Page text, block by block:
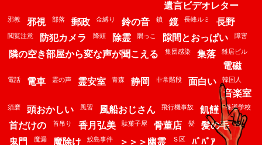
遺言ビデオレター
邪教 邪視 部落 郵政 金縛り 鈴の音 鎖 鏡 長峰ルミ 長野
閲覧注意 防犯カメラ 降頭 除霊 隅っこ 隙間とおっぱい 障害
隣の空き部屋から変な声が聞こえる 集団感染 集落 雑居ビル
電磁
電話 電車 霊の声 霊安室 青森 静岡 非常階段 面白い 韓国人
音楽室
須磨 頭おかしい 風習 風船おじさん 飛行機事故 飢饉 養護学校
首だけの 首吊り 香月弘美 駄菓子屋 骨董店 髪 髪の毛 鬼
鬼門 魔漏 魔除け 鮫島事件 ＞＞＞幽霊 Ｓ区 ﾊﾞﾊﾞｱ